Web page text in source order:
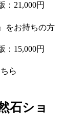
：21,000円
をお持ちの方
：15,000円
ら
石ショ